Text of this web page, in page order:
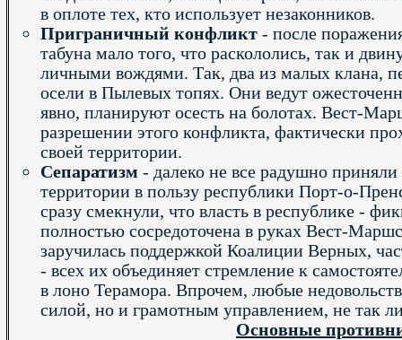
в оплоте тех, кто использует незаконников.
Приграничный конфликт - после
табуна мало того, что раскололись, так и
личными вождями. Так, два из малых клана,
осели в Пылевых топях. Они ведут
явно, планируют осесть на болотах. Вест-
разрешении этого конфликта, фактически
своей территории.
Сепаратизм - далеко не все радушно
территории в пользу республики Порт-о-
сразу смекнули, что власть в республике -
полностью сосредоточена в руках Вест-
заручилась поддержкой Коалиции Верных,
- всех их объединяет стремление к
в лоно Терамора. Впрочем, любые
силой, но и грамотным управлением, не так
Основные